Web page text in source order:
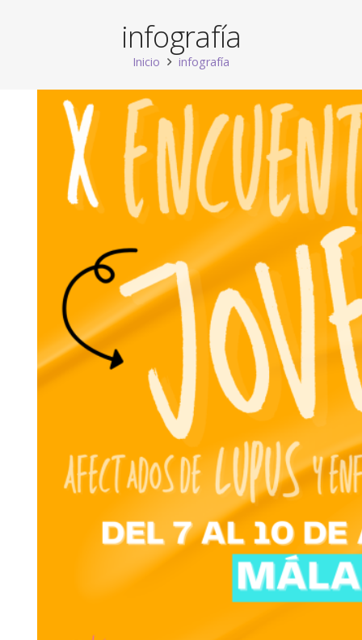
infografía
Inicio infografía